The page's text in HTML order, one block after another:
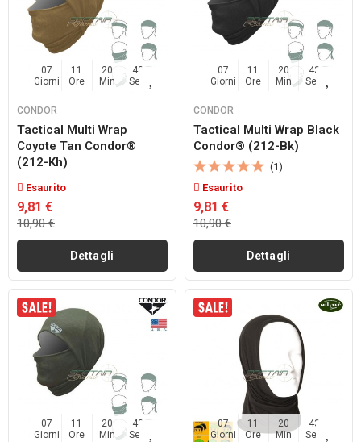
07
Giorni
11
Ore
20
Min
42
Sec
CONDOR
Tactical Multi Wrap
Coyote Tan Condor®
(212-Kh)
Esaurito
9,81 €
10,90 €
Dettagli
07
Giorni
11
Ore
20
Min
42
Sec
CONDOR
Tactical Multi Wrap Black
Condor® (212-Bk)
(1)
Esaurito
9,81 €
10,90 €
Dettagli
07
Giorni
11
Ore
20
Min
42
Sec
07
Giorni
11
Ore
20
Min
42
Sec